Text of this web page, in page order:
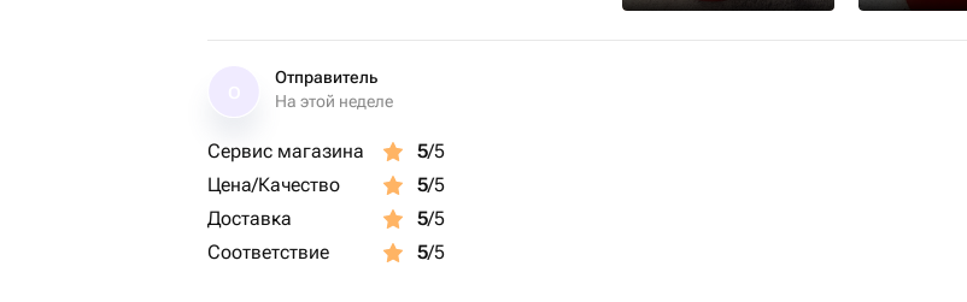
Отправитель
На этой неделе
Сервис магазина 5/5
Цена/Качество
5/5
Доставка
5/5
Соответствие
5/5